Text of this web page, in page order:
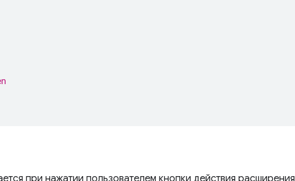
при нажатии пользователем кнопки действия расширения